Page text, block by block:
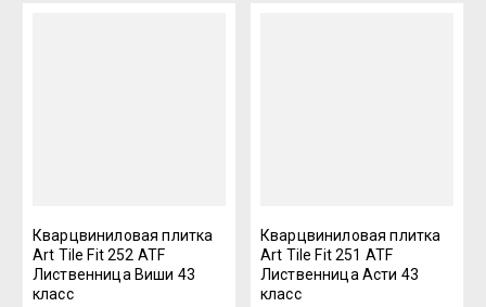
Кварцвиниловая плитка
Art Tile Fit 252 ATF
Лиственница Виши 43
класс
Кварцвиниловая плитка
Art Tile Fit 251 ATF
Лиственница Асти 43
класс